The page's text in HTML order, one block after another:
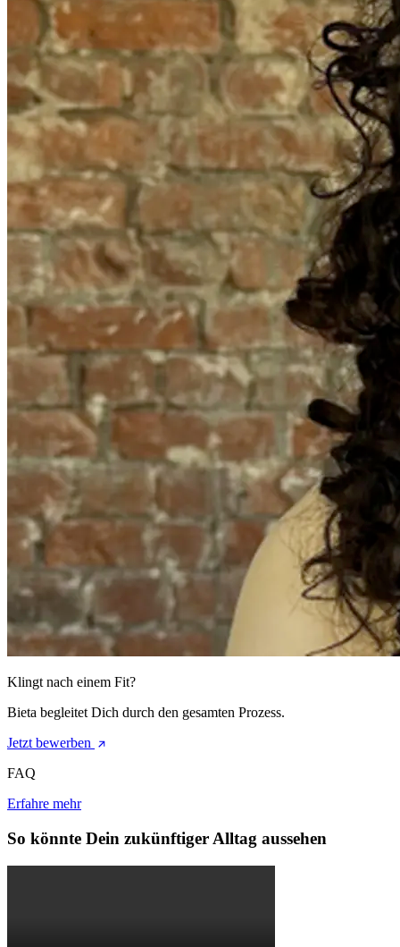
Klingt nach einem Fit?
Bieta begleitet Dich durch den gesamten Prozess.
Jetzt bewerben
FAQ
Erfahre mehr
So könnte Dein zukünftiger Alltag aussehen